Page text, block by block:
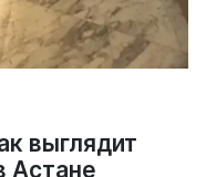
выглядит
Астане